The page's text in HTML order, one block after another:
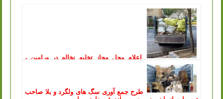
اعلام محل مجاز تخلیه نخاله در ورامین ،
توقیف خودروهای متخلف در پی آن
انتشار: یکشنبه, 11 مرداد 1405
سازمان مدیریت پسماند شهرداری ورامین طی اطلاعیه‌ای، محل
جدید و مجاز تخلیه پسماندهای عمرانی و ساختمانی را اعلام کرد
و هشدار داد که...ادامه مطلب ..
طرح جمع آوری سگ های ولگرد و بلا صاحب